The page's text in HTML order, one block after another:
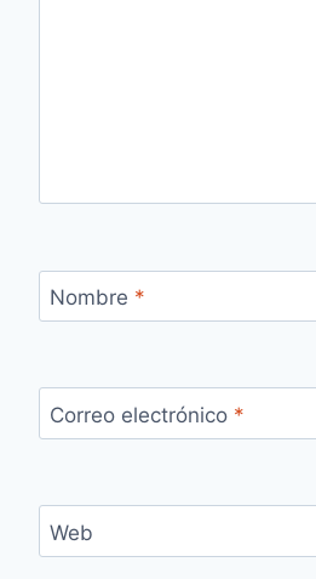
Nombre *
Correo electrónico *
Web